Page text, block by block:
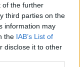
of the further
third parties on the
information may
the IAB’s List of
disclose it to other
líbí